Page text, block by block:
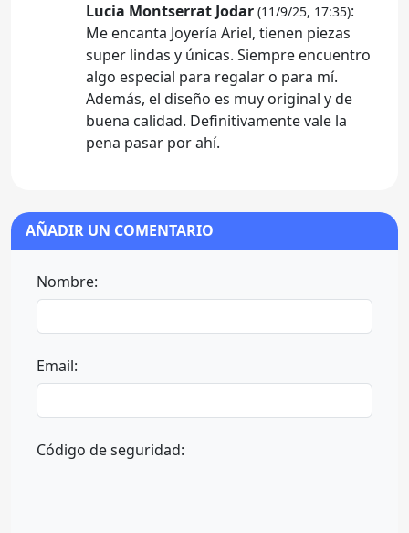
Lucia Montserrat Jodar (11/9/25, 17:35):
Me encanta Joyería Ariel, tienen piezas
super lindas y únicas. Siempre encuentro
algo especial para regalar o para mí.
Además, el diseño es muy original y de
buena calidad. Definitivamente vale la
pena pasar por ahí.
AÑADIR UN COMENTARIO
Nombre:
Email:
Código de seguridad: